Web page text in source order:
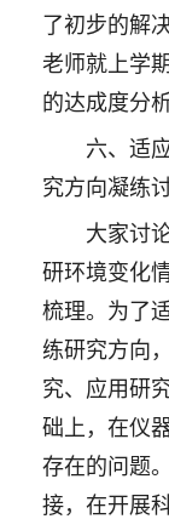
了初步的解
老师就上学
的达成度分
六、适
究方向凝练
大家讨
研环境变化
梳理。为了
练研究方向
究、应用研
础上，在仪
存在的问题
接，在开展